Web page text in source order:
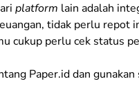
platform lain adalah
tidak perlu repot
cukup perlu cek status
Paper.id dan